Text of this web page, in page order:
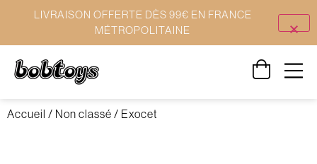
Accueil / Non classé / Exocet
LIVRAISON OFFERTE DÈS 99€ EN FRANCE
MÉTROPOLITAINE